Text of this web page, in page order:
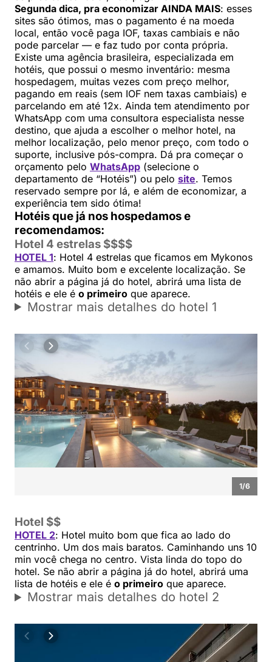
Segunda dica, pra economizar AINDA MAIS: esses
sites são ótimos, mas o pagamento é na moeda
local, então você paga IOF, taxas cambiais e não
pode parcelar — e faz tudo por conta própria.
Existe uma agência brasileira, especializada em
hotéis, que possui o mesmo inventário: mesma
hospedagem, muitas vezes com preço melhor,
pagando em reais (sem IOF nem taxas cambiais) e
parcelando em até 12x. Ainda tem atendimento por
WhatsApp com uma consultora especialista nesse
destino, que ajuda a escolher o melhor hotel, na
melhor localização, pelo menor preço, com todo o
suporte, inclusive pós-compra. Dá pra começar o
orçamento pelo WhatsApp (selecione o
departamento de “Hotéis”) ou pelo site. Temos
reservado sempre por lá, e além de economizar, a
experiência tem sido ótima!
Hotéis que já nos hospedamos e
recomendamos:
Hotel 4 estrelas $$$$
HOTEL 1: Hotel 4 estrelas que ficamos em Mykonos
e amamos. Muito bom e excelente localização. Se
não abrir a página já do hotel, abrirá uma lista de
hotéis e ele é o primeiro que aparece.
Mostrar mais detalhes do hotel 1
1/6
Hotel $$
HOTEL 2: Hotel muito bom que fica ao lado do
centrinho. Um dos mais baratos. Caminhando uns 10
min você chega no centro. Vista linda do topo do
hotel. Se não abrir a página já do hotel, abrirá uma
lista de hotéis e ele é o primeiro que aparece.
Mostrar mais detalhes do hotel 2